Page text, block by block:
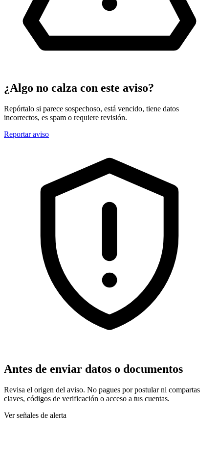
¿Algo no calza con este aviso?
Repórtalo si parece sospechoso, está vencido, tiene datos
incorrectos, es spam o requiere revisión.
Reportar aviso
Antes de enviar datos o documentos
Revisa el origen del aviso. No pagues por postular ni compartas
claves, códigos de verificación o acceso a tus cuentas.
Ver señales de alerta